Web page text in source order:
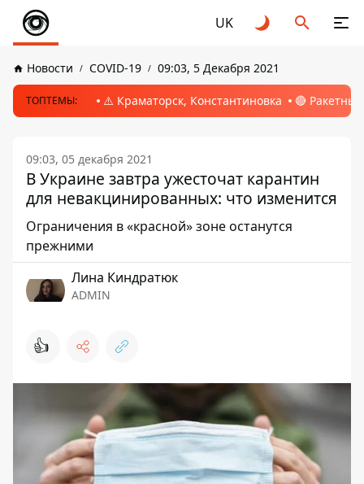
UK
Новости COVID-19 09:03, 5 Декабря 2021
ТОПТЕМЫ: ⚠️ Краматорск, Константиновка 🔴
09:03, 05 декабря 2021
В Украине завтра ужесточат карантин
для невакцинированных: что изменится
Ограничения в «красной» зоне останутся
прежними
Лина Киндратюк
ADMIN
👍